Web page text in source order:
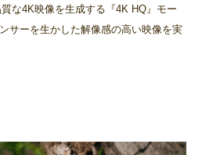
な4K映像を生成する『4K HQ』モー
サーを生かした解像感の高い映像を実